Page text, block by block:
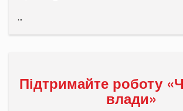
...
Підтримайте роботу
влади»